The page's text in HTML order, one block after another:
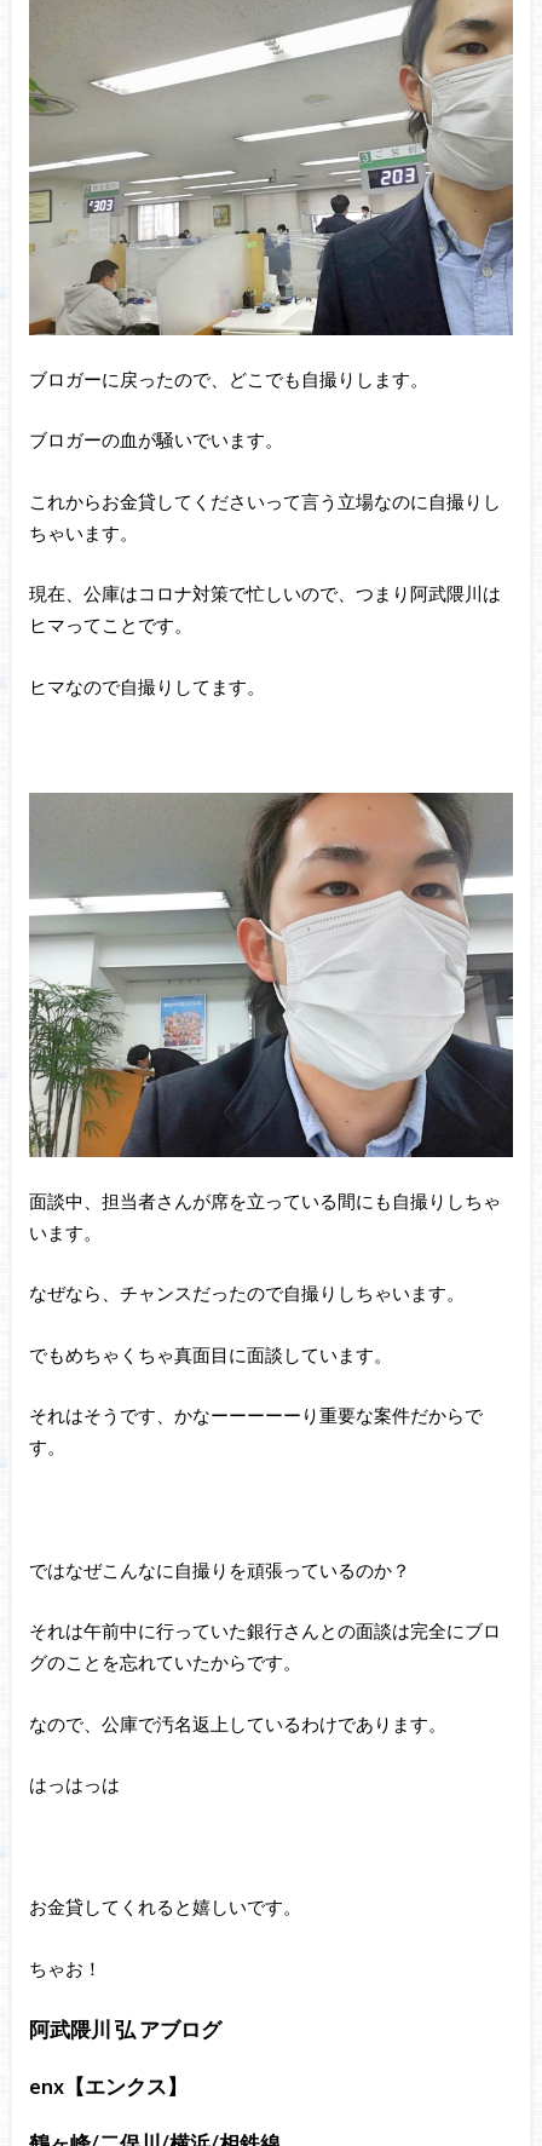
ブロガーに戻ったので、どこでも自撮りします。
ブロガーの血が騒いでいます。
これからお金貸してくださいって言う立場なのに自撮りし
ちゃいます。
現在、公庫はコロナ対策で忙しいので、つまり阿武隈川は
ヒマってことです。
ヒマなので自撮りしてます。
面談中、担当者さんが席を立っている間にも自撮りしちゃ
います。
なぜなら、チャンスだったので自撮りしちゃいます。
でもめちゃくちゃ真面目に面談しています。
それはそうです、かなーーーーーり重要な案件だからで
す。
ではなぜこんなに自撮りを頑張っているのか？
それは午前中に行っていた銀行さんとの面談は完全にブロ
グのことを忘れていたからです。
なので、公庫で汚名返上しているわけであります。
はっはっは
お金貸してくれると嬉しいです。
ちゃお！
阿武隈川 弘 アブログ
enx【エンクス】